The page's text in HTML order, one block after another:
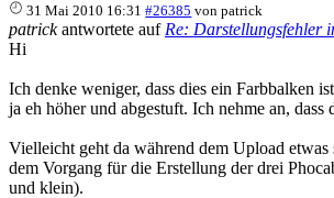
31 Mai 2010 16:31 #26385 vonpatrick
patrickantwortete auf Re: Darstellungsfehler
Hi
Ich denke weniger, dass dies ein Farbbalken
ja eh höher und abgestuft. Ich nehme an, dass
Vielleicht geht da während dem Upload
dem Vorgang für die Erstellung der drei
und klein).